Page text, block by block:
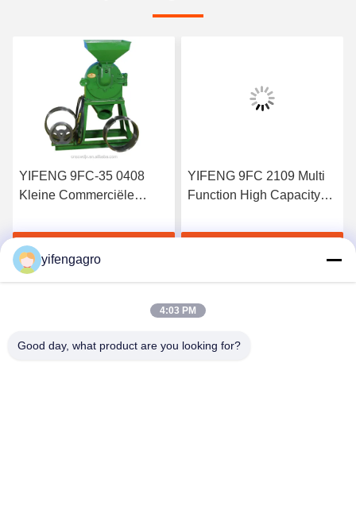
YIFENG 9FC-35 0408
Kleine Commerciële
YIFENG 9FC 2109 Multi
Function High Capacity
(Multifunctionele
yifengagro
4:03 PM
Good day, what product are you looking for?